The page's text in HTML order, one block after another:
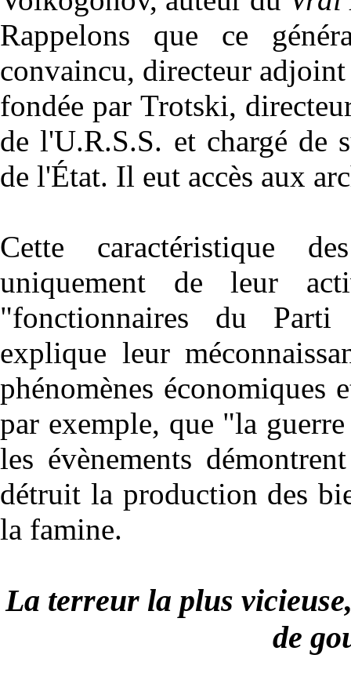
Rappelons que ce
convaincu, directeur
fondée par Trotski,
de l'U.R.S.S. et chargé de
de l'État. Il eut accès aux
Cette caractéristique
uniquement de leur
"fonctionnaires du Parti
explique leur
phénomènes
par exemple, que "la
les évènements
détruit la production des
la famine.
La terreur la plus
de